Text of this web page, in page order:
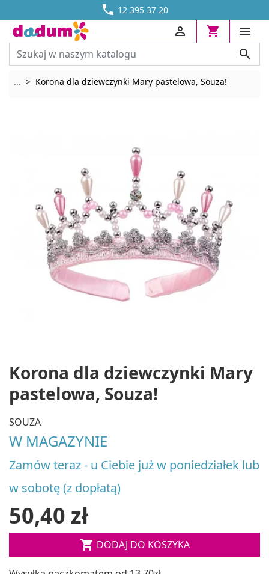
 12 395 37 20
DOSTAWA OD 13,70 ZŁ





... Rozwiń breadcrumbs
Korona dla dziewczynki Mary pastelowa, Souza!
Korona dla dziewczynki Mary
pastelowa, Souza!
SOUZA
W MAGAZYNIE
Zamów teraz - u Ciebie już w poniedziałek lub
w sobotę (z dopłatą)
50,40 zł
 DODAJ DO KOSZYKA